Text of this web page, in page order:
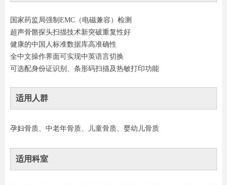
国家药监局强制EMC（电磁兼容）检测
超声骨骼探头扫描技术新突破重复性好
健康的中国人标准数据库高准确性
全中文操作界面可实现中英语言切换
可选配身份证识别、条形码扫描及热敏打印功能
适用人群
孕妇骨质、中老年骨质、儿童骨质、婴幼儿骨质
适用科室